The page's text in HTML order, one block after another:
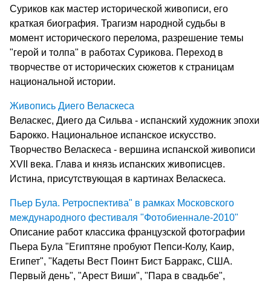
Суриков как мастер исторической живописи, его
краткая биография. Трагизм народной судьбы в
момент исторического перелома, разрешение темы
"герой и толпа" в работах Сурикова. Переход в
творчестве от исторических сюжетов к страницам
национальной истории.
Живопись Диего Веласкеса
Веласкес, Диего да Сильва - испанский художник эпохи
Барокко. Национальное испанское искусство.
Творчество Веласкеса - вершина испанской живописи
XVII века. Глава и князь испанских живописцев.
Истина, присутствующая в картинах Веласкеса.
Пьер Була. Ретроспектива" в рамках Московского
международного фестиваля "Фотобиеннале-2010"
Описание работ классика французской фотографии
Пьера Була "Египтяне пробуют Пепси-Колу, Каир,
Египет", "Кадеты Вест Поинт Бист Барракс, США.
Первый день", "Арест Виши", "Пара в свадьбе",